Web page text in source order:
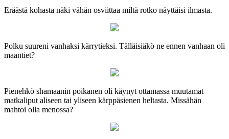
Eräästä kohasta näki vähän osviittaa miltä rotko näyttäisi ilmasta.
Polku suureni vanhaksi kärrytieksi. Tälläisiäkö ne ennen vanhaan oli
maantiet?
Pienehkö shamaanin poikanen oli käynyt ottamassa muutamat
matkaliput aliseen tai yliseen kärppäsienen heltasta. Missähän
mahtoi olla menossa?